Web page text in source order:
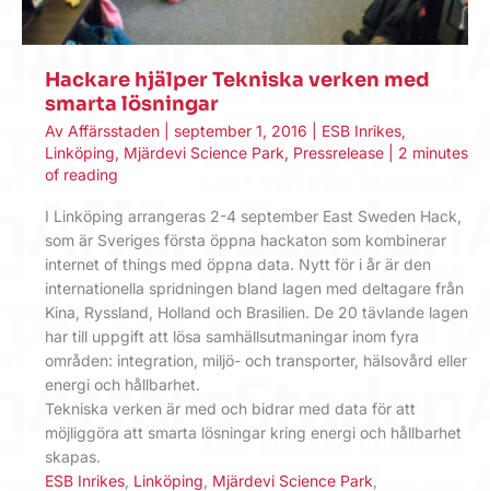
Hackare hjälper Tekniska verken med
smarta lösningar
Av Affärsstaden september 1, 2016 ESB Inrikes,
Linköping, Mjärdevi Science Park, Pressrelease
2 minutes
of reading
I Linköping arrangeras 2-4 september East Sweden Hack,
som är Sveriges första öppna hackaton som kombinerar
internet of things med öppna data. Nytt för i år är den
internationella spridningen bland lagen med deltagare från
Kina, Ryssland, Holland och Brasilien. De 20 tävlande lagen
har till uppgift att lösa samhällsutmaningar inom fyra
områden: integration, miljö- och transporter, hälsovård eller
energi och hållbarhet.
Tekniska verken är med och bidrar med data för att
möjliggöra att smarta lösningar kring energi och hållbarhet
skapas.
ESB Inrikes Linköping Mjärdevi Science Park